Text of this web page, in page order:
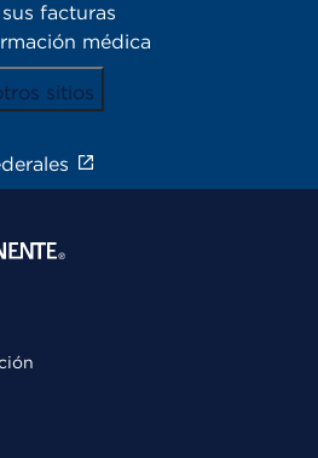
facturas
médica
sitios